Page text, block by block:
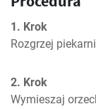
1. Krok
Rozgrzej
2. Krok
Wymieszaj